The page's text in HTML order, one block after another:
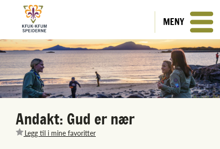
MENY
Andakt: Gud er nær
Legg til i mine favoritter